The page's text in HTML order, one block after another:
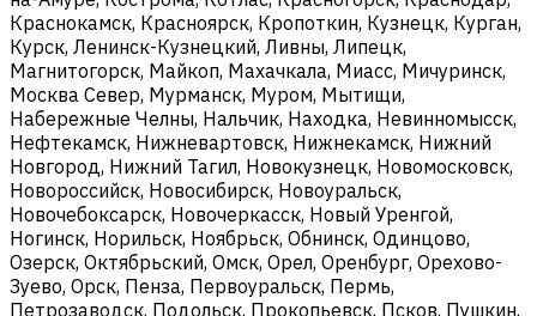
Краснокамск, Красноярск, Кропоткин, Кузнецк, Курган,
Курск, Ленинск-Кузнецкий, Ливны, Липецк,
Магнитогорск, Майкоп, Махачкала, Миасс, Мичуринск,
Москва Север, Мурманск, Муром, Мытищи,
Набережные Челны, Нальчик, Находка, Невинномысск,
Нефтекамск, Нижневартовск, Нижнекамск, Нижний
Новгород, Нижний Тагил, Новокузнецк, Новомосковск,
Новороссийск, Новосибирск, Новоуральск,
Новочебоксарск, Новочеркасск, Новый Уренгой,
Ногинск, Норильск, Ноябрьск, Обнинск, Одинцово,
Озерск, Октябрьский, Омск, Орел, Оренбург, Орехово-
Зуево, Орск, Пенза, Первоуральск, Пермь,
Петрозаводск, Подольск, Прокопьевск, Псков, Пушкин,